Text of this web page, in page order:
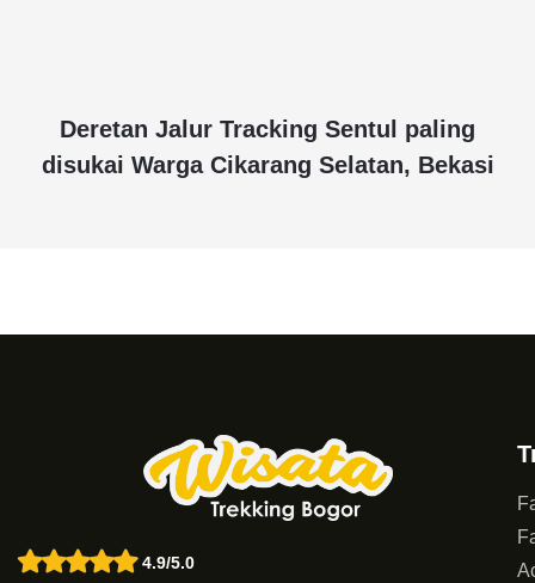
Deretan Jalur Tracking Sentul paling
disukai Warga Cikarang Selatan, Bekasi
4.9/5.0